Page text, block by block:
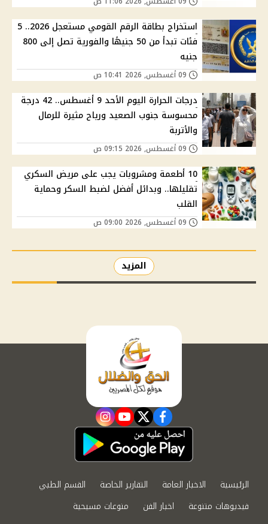
استخراج بطاقة الرقم القومي مستعجل 2026.. 5
فئات تبدأ من 50 جنيهًا والفورية تصل إلى 800
جنيه
درجات الحرارة اليوم الأحد 9 أغسطس.. 42 درجة
محسوسة جنوب الصعيد ورياح مثيرة للرمال
والأتربة
10 أطعمة ومشروبات يجب على مريض السكري
تقليلها.. وبدائل أفضل لضبط السكر وحماية
القلب
المزيد
facebook
twitter
youtube
instagram
الرئيسية الاخبار العامة التقارير الخاصة
القسم الطبي
فيديوهات متنوعة
اخبار الفن
منوعات مسيحية